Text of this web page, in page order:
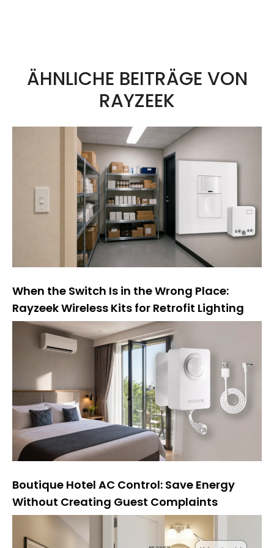
ÄHNLICHE BEITRÄGE VON
RAYZEEK
When the Switch Is in the Wrong Place:
Rayzeek Wireless Kits for Retrofit Lighting
Boutique Hotel AC Control: Save Energy
Without Creating Guest Complaints